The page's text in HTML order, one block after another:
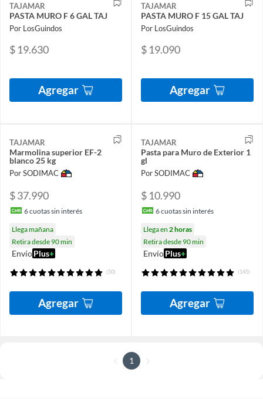
TAJAMAR
PASTA MURO F 6 GAL TAJ
Por LosGuindos
$ 19.630
Agregar
TAJAMAR
PASTA MURO F 15 GAL TAJ
Por LosGuindos
$ 19.090
Agregar
TAJAMAR
Marmolina superior EF-2
blanco 25 kg
Por SODIMAC
$ 37.990
6cuotas sin interés
Llega mañana
Retira desde 90 min
EnvíoPlus+
(50)
Agregar
TAJAMAR
Pasta para Muro de Exterior 1
gl
Por SODIMAC
$ 10.990
6cuotas sin interés
Llega en 2 horas
Retira desde 90 min
EnvíoPlus+
(145)
Agregar
1